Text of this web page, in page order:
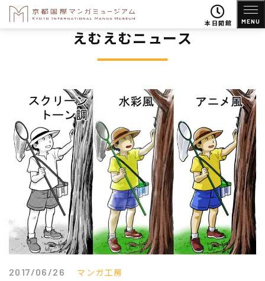
本日開館 MENU
えむえむニュース
2017/06/26 マンガ工房